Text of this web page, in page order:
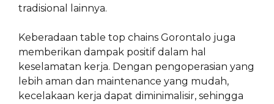
tradisional lainnya.
Keberadaan table top chains Gorontalo juga
memberikan dampak positif dalam hal
keselamatan kerja. Dengan pengoperasian yang
lebih aman dan maintenance yang mudah,
kecelakaan kerja dapat diminimalisir, sehingga